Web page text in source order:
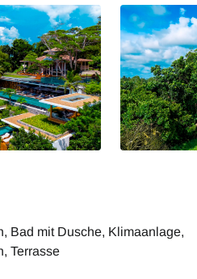
Bad mit Dusche, Klimaanlage,
Terrasse